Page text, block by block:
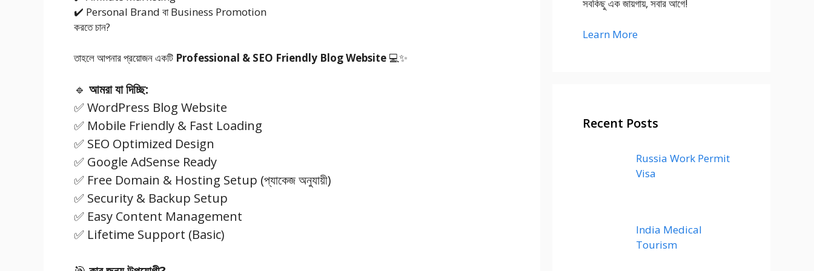
✔️ Personal Brand বা Business Promotion
করতে চান?
তাহলে আপনার প্রয়োজন একটি Professional & SEO Friendly Blog Website 💻✨
🔹 আমরা যা দিচ্ছি:
✅ WordPress Blog Website
✅ Mobile Friendly & Fast Loading
✅ SEO Optimized Design
✅ Google AdSense Ready
✅ Free Domain & Hosting Setup (প্যাকেজ অনুযায়ী)
✅ Security & Backup Setup
✅ Easy Content Management
✅ Lifetime Support (Basic)
সবকিছু এক জায়গায়, সবার আগে!
Learn More
Recent Posts
Russia Work Permit
Visa
India Medical
Tourism